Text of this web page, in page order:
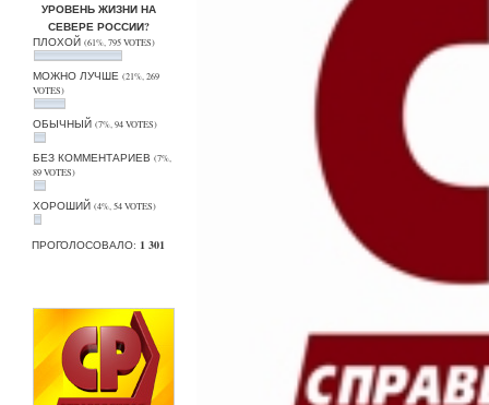
УРОВЕНЬ ЖИЗНИ НА
СЕВЕРЕ РОССИИ?
ПЛОХОЙ (61%, 795 VOTES)
МОЖНО ЛУЧШЕ (21%, 269
VOTES)
ОБЫЧНЫЙ (7%, 94 VOTES)
БЕЗ КОММЕНТАРИЕВ (7%,
89 VOTES)
ХОРОШИЙ (4%, 54 VOTES)
ПРОГОЛОСОВАЛО: 1 301